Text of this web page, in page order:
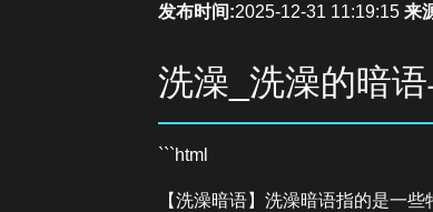
发布时间:2025-12-31 11:19:15 来
洗澡_洗澡的暗
```html
【洗澡暗语】洗澡暗语指的是一些